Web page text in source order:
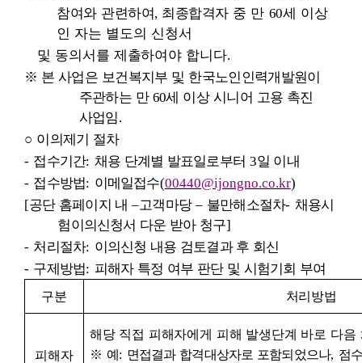
참여와 관련하여, 최종합격자 중 만 60세 이상
인 자는 별도의 신청서
및 동의서를 제출하여야 합니다.
※ 본 사업은 보건복지부 및 한국노인인력개발원이
주관하는 만 60세 이상 시니어 고용 촉진
사업임.
○ 이의제기 절차
- 접수기간: 채용 단계별 발표일로부터 3일 이내
- 접수방법: 이메일접수(00440@ijongno.co.kr)
[공단 홈페이지 내–고객마당 – 불만해소절차- 채용시
험이의신청서 다운 받아 청구]
- 처리절차: 이의신청 내용 검토결과 후 회신
- 구제방법: 피해자 특정 여부 판단 및 시험기회 부여
구분 처리방법
피해자
해당 직접 피해자에게 피해 발생단계 바로 다
※ 예 : 면접결과 합격대상자로 포함되었으나, 점